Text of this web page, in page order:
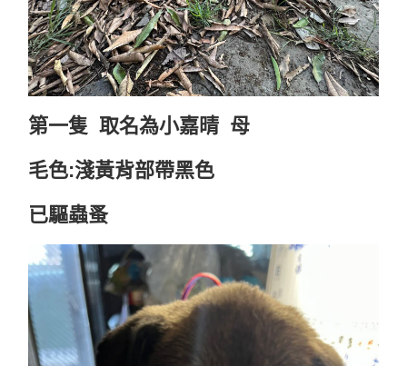
第一隻 取名為小嘉晴 母
毛色:淺黃背部帶黑色
已驅蟲蚤